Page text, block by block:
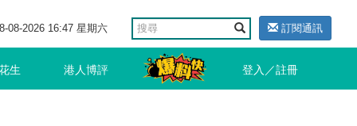
08-2026 16:47 星期六 訂閱通訊
生 港人博評 登入／註冊